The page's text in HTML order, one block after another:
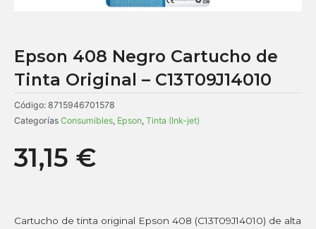
Epson 408 Negro Cartucho de
Tinta Original – C13T09J14010
Código: 8715946701578
Categorías Consumibles, Epson, Tinta (Ink-jet)
31,15 €
Cartucho de tinta original Epson 408 (C13T09J14010) de alta